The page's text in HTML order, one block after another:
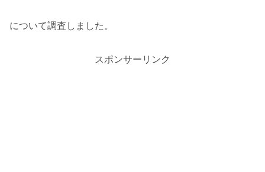
について調査しました。
スポンサーリンク